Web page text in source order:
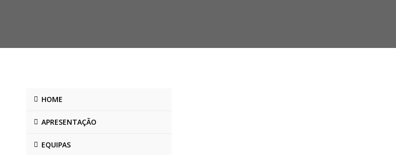
HOME
APRESENTAÇÃO
EQUIPAS